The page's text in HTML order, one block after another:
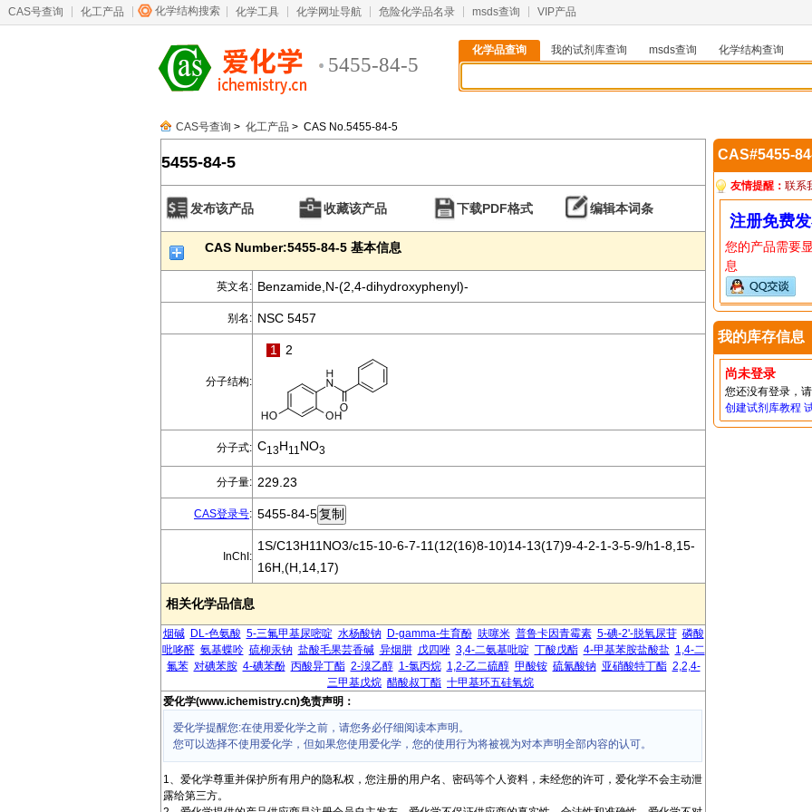
CAS号查询 化工产品 化学结构搜索 化学工具 化学网址导航 危险化学品名录 msds查询 VIP产品
5455-84-5
化学品查询 我的试剂库查询 msds查询
化学结构查询
CAS号查询 > 化工产品 > CAS No.5455-84-5
5455-84-5
发布该产品 收藏该产品 下载PDF格式 编辑本词条
CAS Number:5455-84-5 基本信息
英文名: Benzamide,N-(2,4-dihydroxyphenyl)-
别名: NSC 5457
分子结构:
1 2
分子式: C13H11 NO3
分子量: 229.23
CAS登录号: 5455-84-5
InChI:
1S/C13H11NO3/c15-10-6-7-11(12(16)8-10)14-13(17)9-4-2-1-3-5-9/h1-8,15-
16H,(H,14,17)
相关化学品信息
烟碱 DL-色氨酸 5-三氟甲基尿嘧啶 水杨酸钠 D-gamma-生育酚 呋噻米 普鲁卡因青霉素 5-碘-2'-脱氧尿苷 磷酸
吡哆醛 氨基蝶呤 硫柳汞钠 盐酸毛果芸香碱 异烟肼 戊四唑 3,4-二氨基吡啶 丁酸戊酯 4-甲基苯胺盐酸盐 1,4-二
氟苯 对碘苯胺 4-碘苯酚 丙酸异丁酯 2-溴乙醇 1-氯丙烷 1,2-乙二硫醇 甲酸铵 硫氰酸钠 亚硝酸特丁酯 2,2,4-
三甲基戊烷 醋酸叔丁酯 十甲基环五硅氧烷
爱化学(www.ichemistry.cn)免责声明：
爱化学提醒您:在使用爱化学之前，请您务必仔细阅读本声明。
您可以选择不使用爱化学，但如果您使用爱化学，您的使用行为将被视为对本声明全部内容的认可。
1、爱化学尊重并保护所有用户的隐私权，您注册的用户名、密码等个人资料，未经您的许可，爱化学不会主动泄
露给第三方。
CAS#5455-
友情提醒： 联系
注册免费
您的产品需要
息
我的库存信息
尚未登录
您还没有登录，
创建试剂库教程